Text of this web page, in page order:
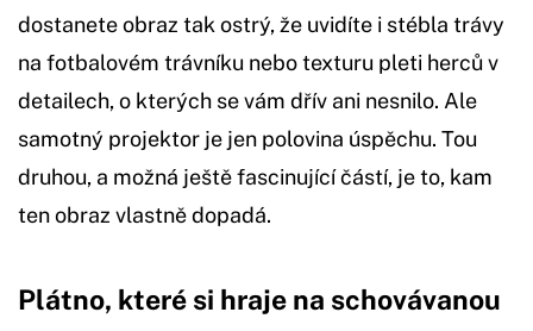
dostanete obraz tak ostrý, že uvidíte i stébla trávy
na fotbalovém trávníku nebo texturu pleti herců v
detailech, o kterých se vám dřív ani nesnilo. Ale
samotný projektor je jen polovina úspěchu. Tou
druhou, a možná ještě fascinující částí, je to, kam
ten obraz vlastně dopadá.
Plátno, které si hraje na schovávanou